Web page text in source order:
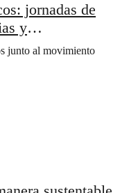
jornadas de
y
junto al movimiento